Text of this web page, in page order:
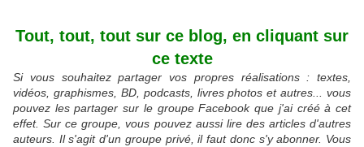
Tout, tout, tout sur ce blog, en cliquant sur
ce texte
Si vous souhaitez partager vos propres réalisations : textes,
vidéos, graphismes, BD, podcasts, livres photos et autres... vous
pouvez les partager sur le groupe Facebook que j'ai créé à cet
effet. Sur ce groupe, vous pouvez aussi lire des articles d'autres
auteurs. Il s'agit d'un groupe privé, il faut donc s'y abonner. Vous